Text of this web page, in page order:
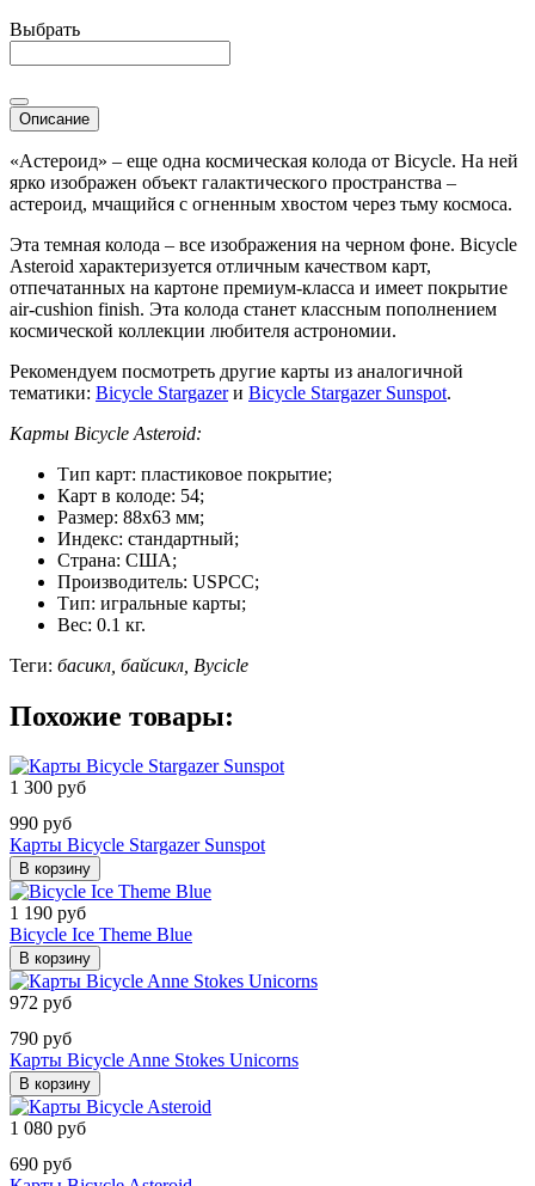
Выбрать
Описание
«Астероид» – еще одна космическая колода от Bicycle. На ней
ярко изображен объект галактического пространства –
астероид, мчащийся с огненным хвостом через тьму космоса.
Эта темная колода – все изображения на черном фоне. Bicycle
Asteroid характеризуется отличным качеством карт,
отпечатанных на картоне премиум-класса и имеет покрытие
air-cushion finish. Эта колода станет классным пополнением
космической коллекции любителя астрономии.
Рекомендуем посмотреть другие карты из аналогичной
тематики: Bicycle Stargazerи Bicycle Stargazer Sunspot.
Карты Bicycle Asteroid:
Тип карт: пластиковое покрытие;
Карт в колоде: 54;
Размер: 88х63 мм;
Индекс: стандартный;
Страна: США;
Производитель: USPCC;
Тип: игральные карты;
Вес: 0.1 кг.
Теги: басикл, байсикл, Bycicle
Похожие товары:
1 300 руб
990 руб
Карты Bicycle Stargazer Sunspot
В корзину
1 190 руб
Bicycle Ice Theme Blue
В корзину
972 руб
790 руб
Карты Bicycle Anne Stokes Unicorns
В корзину
1 080 руб
690 руб